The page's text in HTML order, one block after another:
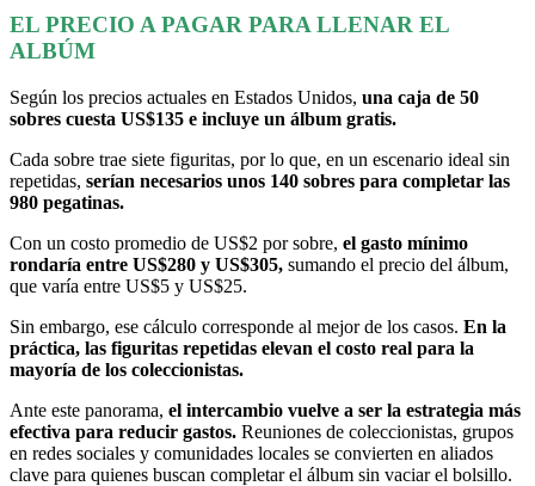
EL PRECIO A PAGAR PARA LLENAR EL
ALBÚM
Según los precios actuales en Estados Unidos, una caja de 50
sobres cuesta US$135 e incluye un álbum gratis.
Cada sobre trae siete figuritas, por lo que, en un escenario ideal sin
repetidas, serían necesarios unos 140 sobres para completar las
980 pegatinas.
Con un costo promedio de US$2 por sobre, el gasto mínimo
rondaría entre US$280 y US$305, sumando el precio del álbum,
que varía entre US$5 y US$25.
Sin embargo, ese cálculo corresponde al mejor de los casos. En la
práctica, las figuritas repetidas elevan el costo real para la
mayoría de los coleccionistas.
Ante este panorama, el intercambio vuelve a ser la estrategia más
efectiva para reducir gastos. Reuniones de coleccionistas, grupos
en redes sociales y comunidades locales se convierten en aliados
clave para quienes buscan completar el álbum sin vaciar el bolsillo.